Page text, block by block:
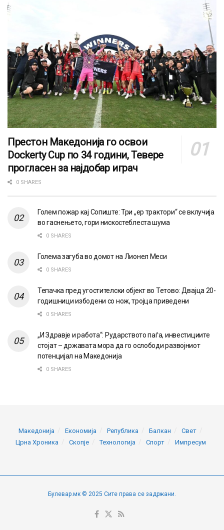
Престон Македонија го освои
Dockerty Cup по 34 години, Тевере
прогласен за најдобар играч
0 SHARES
Голем пожар кај Сопиште: Три „ер трактори“ се вклучија
во гаснењето, гори нискостеблеста шума
0 SHARES
Голема загуба во домот на Лионел Меси
0 SHARES
Тепачка пред угостителски објект во Тетово: Двајца 20-
годишници избодени со нож, тројца приведени
0 SHARES
„И Здравје и работа“: Рударството паѓа, инвестициите
стојат – државата мора да го ослободи развојниот
потенцијал на Македонија
0 SHARES
Македонија Економија Република Балкан
Свет
Црна Хроника
Скопје Технологија Спорт Импресум
Булевар.мк © 2025 Сите права се задржани.